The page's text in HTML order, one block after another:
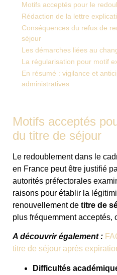
Motifs acceptés pour le
Rédaction de la lettre
Conséquences du refus de
séjour
Les démarches liées au
La régularisation pour motif
En résumé : vigilance et
administratives
Motifs acceptés
du titre de séjour
Le redoublement dans le
en France peut être justifié
autorités préfectorales
raisons pour établir la
renouvellement de titre de
plus fréquemment acceptés,
A découvrir également :
titre de séjour après
Difficultés